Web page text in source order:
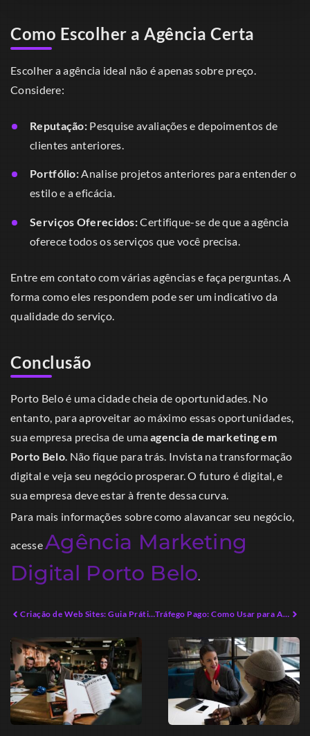
Como Escolher a Agência Certa
Escolher a agência ideal não é apenas sobre preço.
Considere:
Reputação: Pesquise avaliações e depoimentos de
clientes anteriores.
Portfólio:Analise projetos anteriores para entender o
estilo e a eficácia.
Serviços Oferecidos:Certifique-se de que a agência
oferece todos os serviços que você precisa.
Entre em contato com várias agências e faça perguntas. A
forma como eles respondem pode ser um indicativo da
qualidade do serviço.
Conclusão
Porto Belo é uma cidade cheia de oportunidades. No
entanto, para aproveitar ao máximo essas oportunidades,
sua empresa precisa de umaagencia de marketing em
Porto Belo. Não fique para trás. Invista na transformação
digital e veja seu negócio prosperar. O futuro é digital, e
sua empresa deve estar à frente dessa curva.
Para mais informações sobre como alavancar seu negócio,
acesseAgência Marketing
Digital Porto Belo.
Criação de Web Sites: Guia Prático para Empreendedores Modernos Tráfego Pago: Como Usar para Aumentar Vendas em 2026